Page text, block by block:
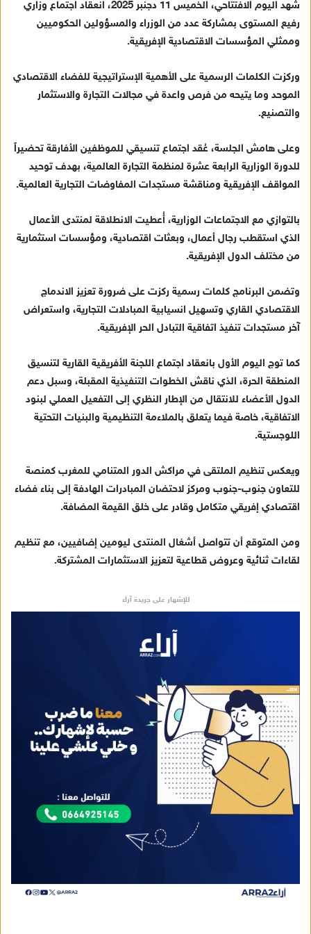
شهد اليوم الافتتاحي، الخميس 11 دجنبر 2025، انعقاد اجتماع وزاري
رفيع المستوى بمشاركة عدد من الوزراء والمسؤولين الحكوميين
وممثلي المؤسسات الاقتصادية الإفريقية.
وركزت الكلمات الرسمية على الأهمية الإستراتيجية للفضاء الاقتصادي
الموحد وما يتيحه من فرص واعدة في مجالات التجارة والاستثمار
والتصنيع.
وعلى هامش الجلسة، عُقد اجتماع تنسيقي للموظفين الأفارقة تحضيراً
للدورة الوزارية الرابعة عشرة لمنظمة التجارة العالمية، بهدف توحيد
المواقف الإفريقية ومناقشة مستجدات المفاوضات التجارية العالمية.
بالتوازي مع الاجتماعات الوزارية، أُعطيت الانطلاقة لمنتدى الأعمال
الذي استقطب رجال أعمال، وبعثات اقتصادية، ومؤسسات استثمارية
من مختلف الدول الإفريقية.
وتضمن البرنامج كلمات رسمية ركزت على ضرورة تعزيز الاندماج
الاقتصادي القاري وتسهيل انسيابية المبادلات التجارية، واستعراض
آخر مستجدات تنفيذ اتفاقية التبادل الحر الإفريقية.
كما توج اليوم الأول بانعقاد اجتماع اللجنة الأفريقية القارية لتنسيق
المنطقة الحرة، الذي ناقش الخطوات التنفيذية المقبلة، وسبل دعم
الدول الأعضاء للانتقال من الإطار النظري إلى التفعيل العملي لبنود
الاتفاقية، خاصة فيما يتعلق بالملاءمة التنظيمية والبنيات التحتية
اللوجستية.
ويعكس تنظيم الملتقى في مراكش الدور المتنامي للمغرب كمنصة
للتعاون جنوب-جنوب ومركز لاحتضان المبادرات الهادفة إلى بناء فضاء
اقتصادي إفريقي متكامل وقادر على خلق القيمة المضافة.
ومن المتوقع أن تتواصل أشغال المنتدى ليومين إضافيين، مع تنظيم
لقاءات ثنائية وعروض قطاعية لتعزيز الاستثمارات المشتركة.
للإشهار على جريدة آراء